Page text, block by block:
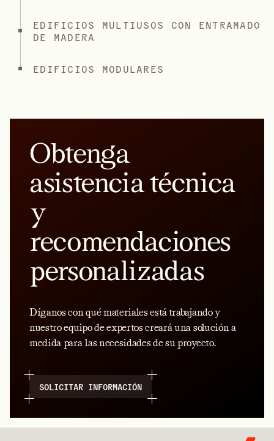
EDIFICIOS MULTIUSOS CON ENTRAMADO
DE MADERA
EDIFICIOS MODULARES
Obtenga
asistencia técnica
y
recomendaciones
personalizadas
Díganos con qué materiales está trabajando y
nuestro equipo de expertos creará una solución a
medida para las necesidades de su proyecto.
SOLICITAR INFORMACIÓN